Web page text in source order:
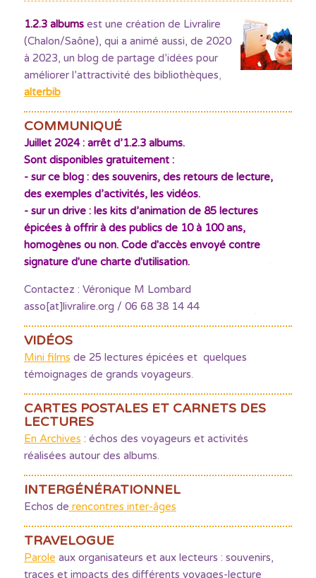
1.2.3 albumsest une création de Livralire
(Chalon/Saône), qui a animé aussi, de 2020
à 2023, un blog de partage d’idées pour
améliorer l’attractivité des bibliothèques,
alterbib
COMMUNIQUÉ
Juillet 2024 : arrêt d’1.2.3 albums.
Sont disponibles gratuitement :
- sur ce blog : des souvenirs, des retours de lecture,
des exemples d’activités, les vidéos.
- sur un drive : les kits d’animation de 85 lectures
épicées à offrir à des publics de 10 à 100 ans,
homogènes ou non. Code d'accès envoyé contre
signature d'une charte d'utilisation.
Contactez : Véronique M Lombard
asso[at]livralire.org / 06 68 38 14 44
VIDÉOS
Mini films de 25 lectures épicées et quelques
témoignages de grands voyageurs.
CARTES POSTALES ET CARNETS DES
LECTURES
En Archives : échos des voyageurs et activités
réalisées autour des albums.
INTERGÉNÉRATIONNEL
Echos de rencontres inter-âges
TRAVELOGUE
Parole aux organisateurs et aux lecteurs : souvenirs,
traces et impacts des différents voyages-lecture